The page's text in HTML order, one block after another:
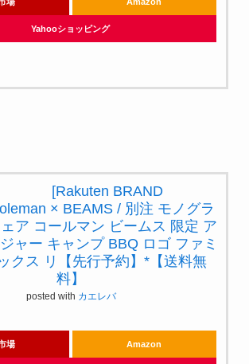
[Rakuten BRAND
AVENUE]Coleman × BEAMS / 別
注 モノグラム柄 レイチェア コー
ルマン ビームス 限定 アウトドア
ミリー リラックス リ【先行予
約】*【送料無料】